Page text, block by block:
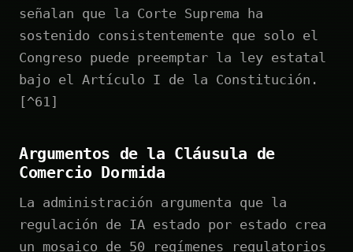
señalan que la Corte Suprema ha
sostenido consistentemente que solo el
Congreso puede preemptar la ley estatal
bajo el Artículo I de la Constitución.
[^61]
Argumentos de la Cláusula de
Comercio Dormida
La administración argumenta que la
regulación de IA estado por estado crea
un mosaico de 50 regímenes regulatorios